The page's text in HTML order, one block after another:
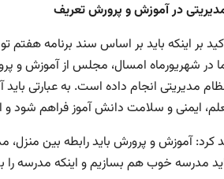
در آموزش و پرورش تعریف
بر اینکه باید بر اساس سند برنامه
مدیریتی انجام داده است. به عبارتی
ایمنی و سلامت دانش آموز فراهم شود
آموزش و پرورش باید رابطه بین
مدرسه خوب هم بسازیم و اینکه مدرسه